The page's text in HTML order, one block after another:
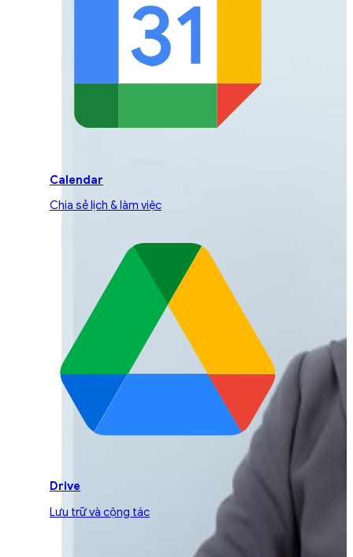
Calendar
Chia sẻ lịch & làm việc
Drive
Lưu trữ và cộng tác